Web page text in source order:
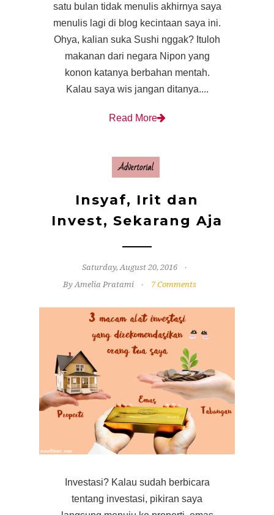
satu bulan tidak menulis akhirnya saya
menulis lagi di blog kecintaan saya ini.
Ohya, kalian suka Sushi nggak? Ituloh
makanan dari negara Nipon yang
konon katanya berbahan mentah.
Kalau saya wis jangan ditanya....
Read More
Advertorial
Insyaf, Irit dan
Invest, Sekarang Aja
Saturday, August 20, 2016
By Amelia Pratami
7 Comments
Investasi? Kalau sudah berbicara
tentang investasi, pikiran saya